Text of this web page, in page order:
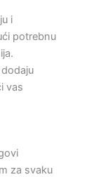
i
potrebnu
vas
za svaku